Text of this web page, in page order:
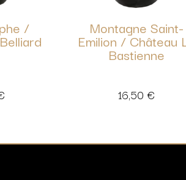
/ Montagne Saint-
Emilion / Château
Bastienne
16,50 €